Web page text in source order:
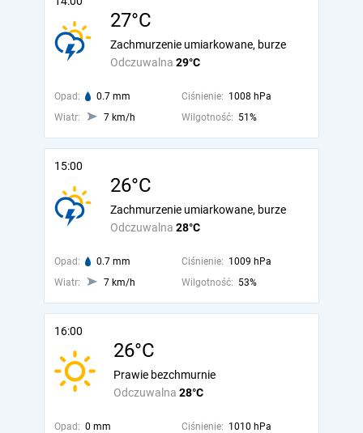
27°C
Odczuwalna 29°C
Zachmurzenie umiarkowane, burze
Opad: 0.7 mm Ciśnienie: 1008 hPa
Wiatr:
7 km/h Wilgotność: 51%
15:00
26°C
Odczuwalna 28°C
Zachmurzenie umiarkowane, burze
Opad: 0.7 mm Ciśnienie: 1009 hPa
Wiatr:
7 km/h Wilgotność: 53%
16:00
26°C
Odczuwalna 28°C
Prawie bezchmurnie
Opad: 0 mm Ciśnienie: 1010 hPa